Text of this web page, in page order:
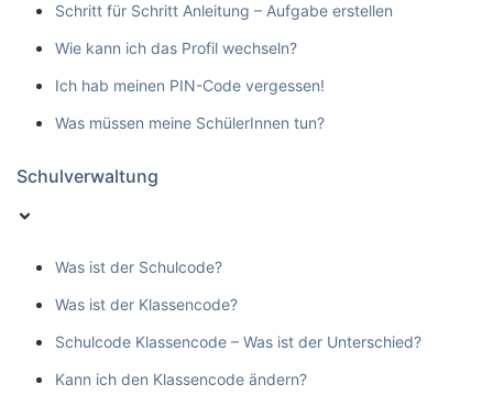
Schritt für Schritt Anleitung – Aufgabe erstellen
Wie kann ich das Profil wechseln?
Ich hab meinen PIN-Code vergessen!
Was müssen meine SchülerInnen tun?
Schulverwaltung
Was ist der Schulcode?
Was ist der Klassencode?
Schulcode Klassencode – Was ist der Unterschied?
Kann ich den Klassencode ändern?